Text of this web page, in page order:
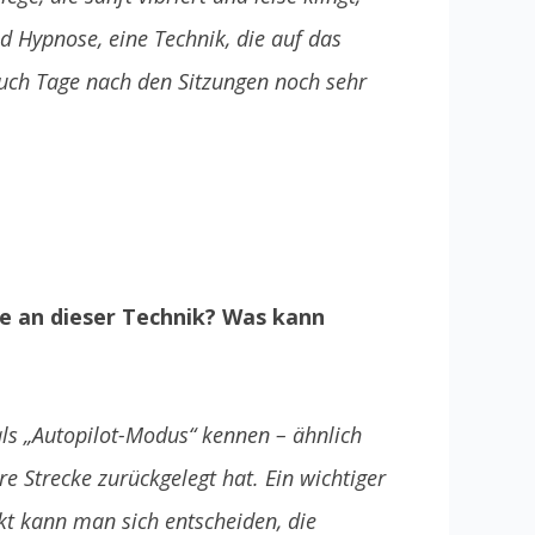
eine Technik, die auf das
Tage nach den Sitzungen noch sehr
an dieser Technik? Was kann
„Autopilot-Modus“ kennen – ähnlich
Strecke zurückgelegt hat. Ein wichtiger
kann man sich entscheiden, die